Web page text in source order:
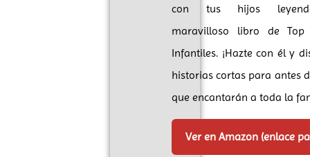
con tus hijos
maravilloso libro de Top
Infantiles. ¡Hazte con él y
historias cortas para antes
que encantarán a toda la
Ver en Amazon (enlace